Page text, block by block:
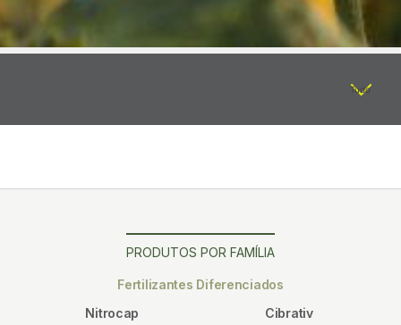
PRODUTOS POR FAMÍLIA
Fertilizantes Diferenciados
Nitrocap
Cibrativ